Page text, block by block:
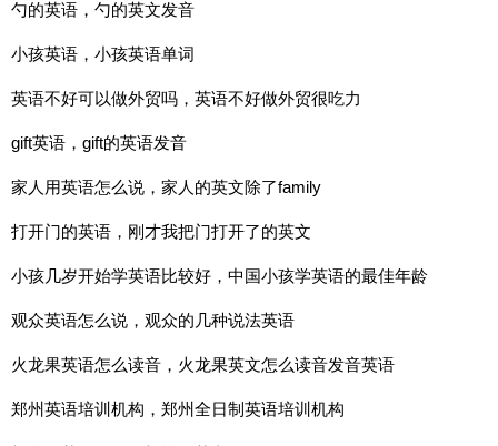
勺的英语，勺的英文发音
小孩英语，小孩英语单词
英语不好可以做外贸吗，英语不好做外贸很吃力
gift英语，gift的英语发音
家人用英语怎么说，家人的英文除了family
打开门的英语，刚才我把门打开了的英文
小孩几岁开始学英语比较好，中国小孩学英语的最佳年龄
观众英语怎么说，观众的几种说法英语
火龙果英语怎么读音，火龙果英文怎么读音发音英语
郑州英语培训机构，郑州全日制英语培训机构